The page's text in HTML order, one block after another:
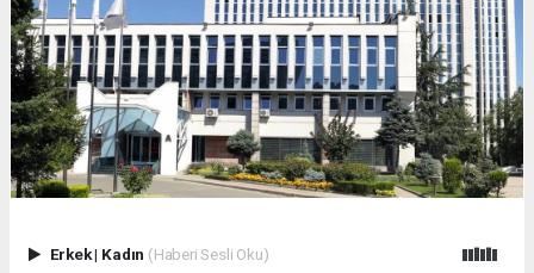
Erkek| Kadın (Haberi Sesli Oku)